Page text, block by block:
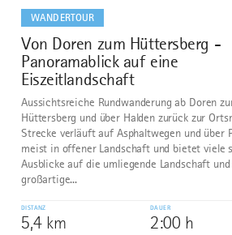
WANDERTOUR
9
Von Doren zum Hüttersberg -
Panoramablick auf eine
Eiszeitlandschaft
Aussichtsreiche Rundwanderung ab Doren
Hüttersberg und über Halden zurück zur
Strecke verläuft auf Asphaltwegen und über
meist in offener Landschaft und bietet viele
Ausblicke auf die umliegende Landschaft und
großartige...
DISTANZ
5,4 km
DAUER
2:00 h
dazu